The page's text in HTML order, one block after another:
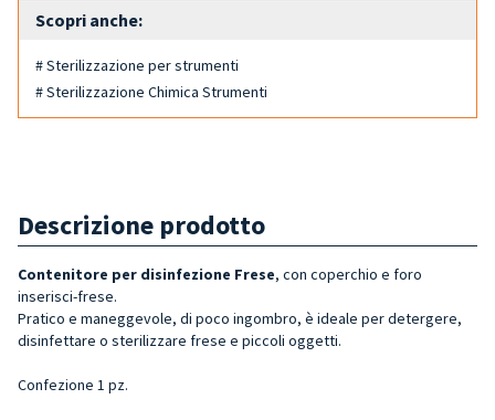
Scopri anche:
# Sterilizzazione per strumenti
# Sterilizzazione Chimica Strumenti
Descrizione prodotto
Contenitore per disinfezione Frese, con coperchio e foro
inserisci-frese.
Pratico e maneggevole, di poco ingombro, è ideale per detergere,
disinfettare o sterilizzare frese e piccoli oggetti.
Confezione 1 pz.